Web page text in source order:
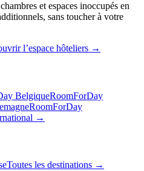
et espaces inoccupés en
sans toucher à votre
l’espace hôteliers →
BelgiqueRoomForDay
RoomForDay
→
Toutes les destinations →